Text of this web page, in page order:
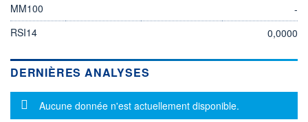
MM100
-
RSI14
0,0000
DERNIÈRES ANALYSES
Message d'information
Aucune donnée n'est actuellement disponible.